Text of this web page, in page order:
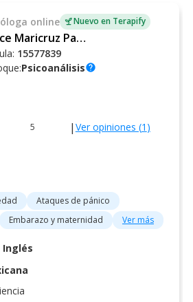
online Nuevo en Terapify
Dulce Maricruz Panduro Espinoza
15577839
Psicoanálisishelp
5 | Ver opiniones (1 )
Ataques de pánico
Embarazo y maternidad Ver más
Inglés